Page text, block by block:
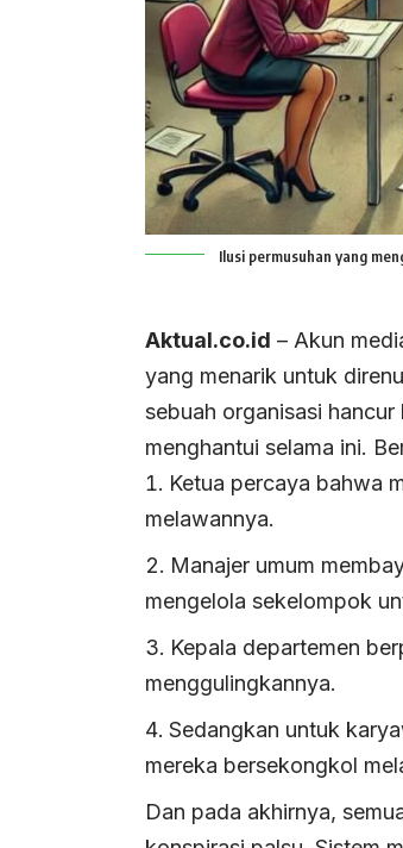
Ilusi permusuhan yang
Aktual.co.id – Akun
yang menarik untuk
sebuah organisasi
menghantui selama ini.
Ketua percaya bahwa
melawannya.
Manajer umum
mengelola sekelompok
Kepala departemen
menggulingkannya.
Sedangkan untuk
mereka bersekongkol
Dan pada akhirnya,